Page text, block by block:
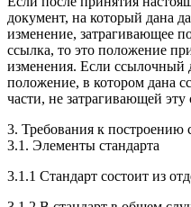
документ, на который дана
изменение, затрагивающее
ссылка, то это положение
изменения. Если ссылочный
положение, в котором дана
части, не затрагивающей эту
3. Требования к построению
3.1. Элементы стандарта
3.1.1 Стандарт состоит из